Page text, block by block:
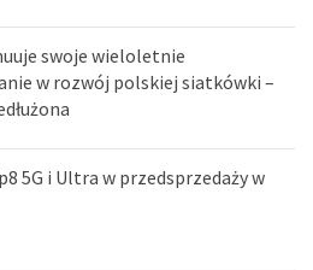
swoje wieloletnie
w rozwój polskiej siatkówki –
5G i Ultra w przedsprzedaży w